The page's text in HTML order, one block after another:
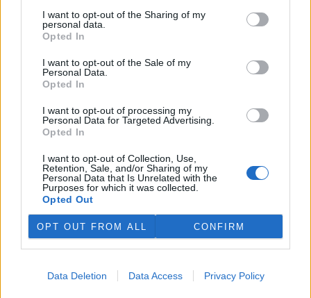
I want to opt-out of the Sharing of my
personal data.
Opted In
I want to opt-out of the Sale of my
Personal Data.
Opted In
I want to opt-out of processing my
Personal Data for Targeted Advertising.
Opted In
I want to opt-out of Collection, Use,
Retention, Sale, and/or Sharing of my
Personal Data that Is Unrelated with the
Purposes for which it was collected.
Opted Out
OPT OUT FROM ALL CONFIRM
Data Deletion Data Access Privacy Policy
Veterináři v horku ošetřují více zvířat, ohrožení jsou psi
se zploštělým čumákem
Veterináři v současných
vedrech ošetřují více zvířat.
krátkou lebkou a zploštělým
čumákem, jako jsou například mopsi nebo buldočci, starší jedinci a
zvířata se srdečním onemocněním. Jejich majitelé pro ně
dehydrataci nebo kolapsu. ČTK to sdělila viceprezidentka Komory
veterinárních lékařů ČR Kateřina Valdhans.
Do Prahy dorazili jezdci cyklistické štafety, míří na
konferenci o klimatu
Do Prahy dnes dorazili jezdci
mezinárodní cyklistické štafety